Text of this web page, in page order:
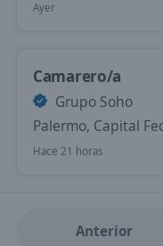
Ayer
Camarero/a
Grupo Soho
Palermo, Capital
Hace 21 horas
Anterior